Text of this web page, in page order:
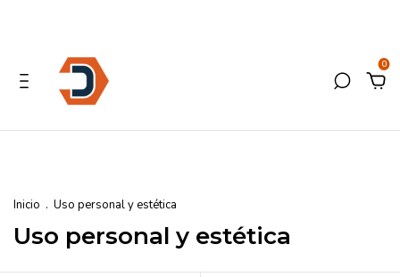
0
Inicio . Uso personal y estética
Uso personal y estética